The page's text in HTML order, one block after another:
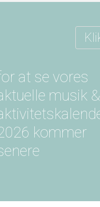
at se vores
musik &
kommer